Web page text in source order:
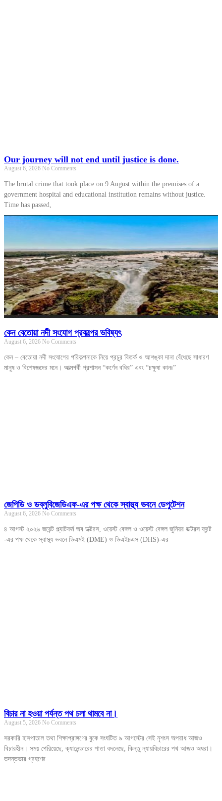
Our journey will not end until justice is done.
August 6, 2026 No Comments
The brutal crime that took place on 9 August within the premises of a
government hospital and educational institution remains without justice.
Time has passed,
কেন বেতোয়া নদী সংযোগ প্রকল্পের ভবিষ্যৎ
August 6, 2026 No Comments
কেন – বেতোয়া নদী সংযোগের পরিকল্পনাকে নিয়ে প্রচুর বিতর্ক ও আশঙ্কা দানা বেঁধেছে সাধারণ
মানুষ ও বিশেষজ্ঞদের মনে। আত্মগর্বী প্রশাসন “কর্ণেন বধির” এবং “চক্ষুষা কানঃ”
জেপিডি ও ডব্লুবিজেডিএফ-এর পক্ষ থেকে স্বাস্থ্য ভবনে ডেপুটেশন
August 6, 2026 No Comments
৪ আগস্ট ২০২৬ জয়েন্ট প্ল্যাটফর্ম অব ডক্টরস, ওয়েস্ট বেঙ্গল ও ওয়েস্ট বেঙ্গল জুনিয়র ডক্টরস ফ্রন্ট
-এর পক্ষ থেকে স্বাস্থ্য ভবনে ডিএমই (DME) ও ডিএইচএস (DHS)-এর
বিচার না হওয়া পর্যন্ত পথ চলা থামবে না।
August 5, 2026 No Comments
সরকারি হাসপাতাল তথা শিক্ষাপ্রাঙ্গণের বুকে সংঘটিত ৯ আগস্টের সেই নৃশংস অপরাধ আজও
বিচারহীন। সময় পেরিয়েছে, ক্যালেন্ডারের পাতা বদলেছে, কিন্তু ন্যায়বিচারের পথ আজও অধরা।
তদন্তভার গ্রহণের